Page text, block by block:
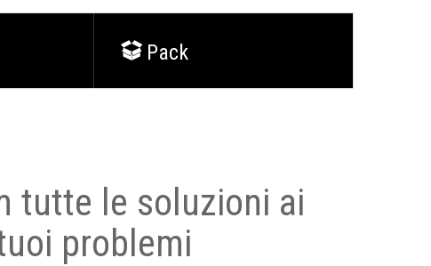
Pack
tutte le soluzioni ai
problemi